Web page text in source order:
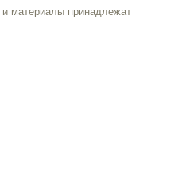
материалы принадлежат